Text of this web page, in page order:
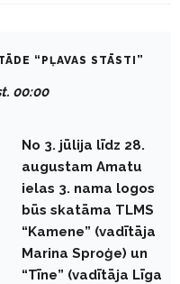
“PĻAVAS STĀSTI”
00:00
No 3. jūlija līdz 28.
augustam Amatu
ielas 3. nama logos
būs skatāma TLMS
“Kamene” (vadītāja
Marina Sproģe) un
“Tīne” (vadītāja Līga